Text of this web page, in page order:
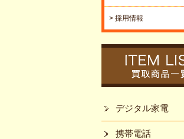
> 採用情報
デジタル家電
携帯電話